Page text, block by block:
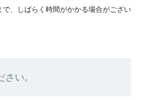
、しばらく時間がかかる場合がござい
い。